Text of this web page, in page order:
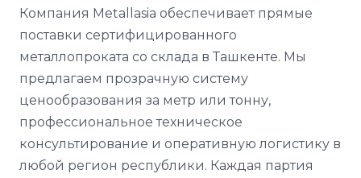
Компания Metallasia обеспечивает прямые
поставки сертифицированного
металлопроката со склада в Ташкенте. Мы
предлагаем прозрачную систему
ценообразования за метр или тонну,
профессиональное техническое
консультирование и оперативную логистику в
любой регион республики. Каждая партия